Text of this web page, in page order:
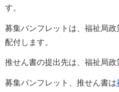
す。
募集パンフレットは、福祉局
配付します。
推せん書の提出先は、福祉局政
募集パンフレット、推せん書は